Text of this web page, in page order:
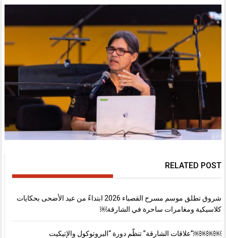
RELATED POST
شروق تطلق موسم مسرح القصباء 2026 ابتداءً من عيد الأضحى بحكايات
كلاسيكية ومغامرات ساحرة في الشارقة￼
￼￼￼￼”علاقات الشارقة” تنظّم دورة “البروتوكول والإتيكيت